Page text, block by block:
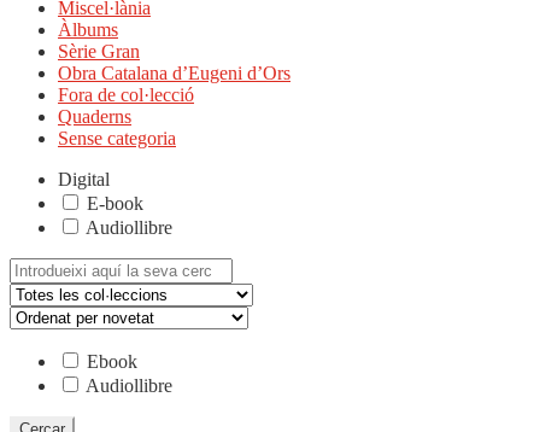
Miscel·lània
Àlbums
Sèrie Gran
Obra Catalana d’Eugeni d’Ors
Fora de col·lecció
Quaderns
Sense categoria
Digital
E-book
Audiollibre
Cerca:
Ebook
Audiollibre